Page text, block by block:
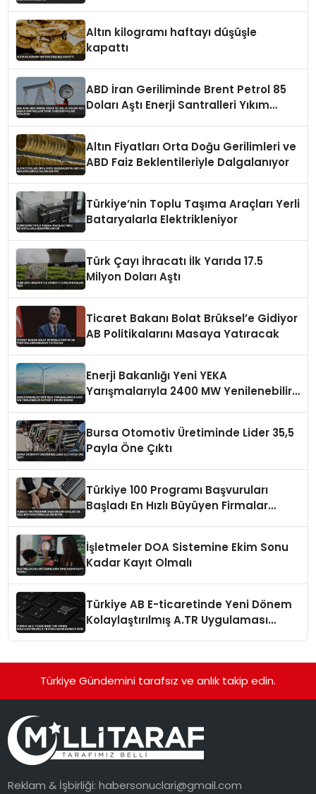
Altın kilogramı haftayı düşüşle
kapattı
ABD İran Geriliminde Brent Petrol 85
Doları Aştı Enerji Santralleri Yıkım
Altın Fiyatları Orta Doğu Gerilimleri ve
ABD Faiz Beklentileriyle Dalgalanıyor
Türkiye’nin Toplu Taşıma Araçları Yerli
Bataryalarla Elektrikleniyor
Türk Çayı İhracatı İlk Yarıda 17.5
Milyon Doları Aştı
Ticaret Bakanı Bolat Brüksel’e Gidiyor
AB Politikalarını Masaya Yatıracak
Enerji Bakanlığı Yeni YEKA
Yarışmalarıyla 2400 MW Yenilenebilir
Bursa Otomotiv Üretiminde Lider 35,5
Payla Öne Çıktı
Türkiye 100 Programı Başvuruları
Başladı En Hızlı Büyüyen Firmalar
İşletmeler DOA Sistemine Ekim Sonu
Kadar Kayıt Olmalı
Türkiye AB E-ticaretinde Yeni Dönem
Kolaylaştırılmış A.TR Uygulaması
Türkiye Gündemini tarafsız ve anlık takip edin.
Reklam & İşbirliği:habersonuclari@gmail.com